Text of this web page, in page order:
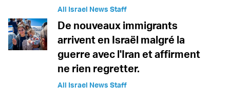
All Israel News Staff
De nouveaux immigrants
arrivent en Israël malgré la
guerre avec l'Iran et affirment
ne rien regretter.
All Israel News Staff